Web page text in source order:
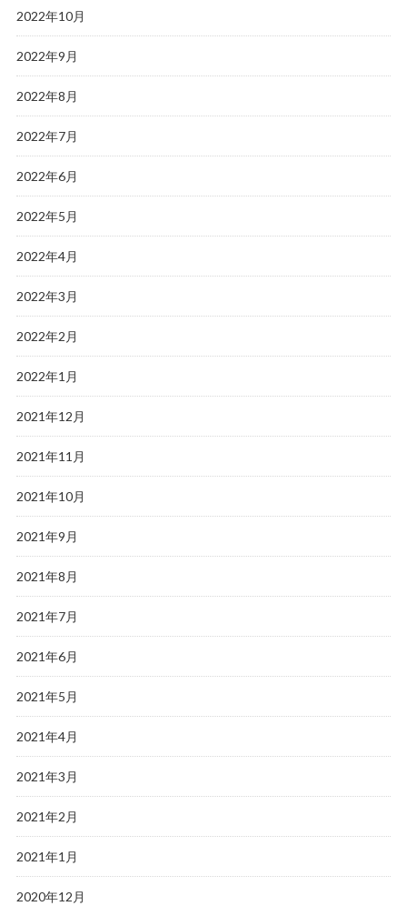
2022年10月
2022年9月
2022年8月
2022年7月
2022年6月
2022年5月
2022年4月
2022年3月
2022年2月
2022年1月
2021年12月
2021年11月
2021年10月
2021年9月
2021年8月
2021年7月
2021年6月
2021年5月
2021年4月
2021年3月
2021年2月
2021年1月
2020年12月